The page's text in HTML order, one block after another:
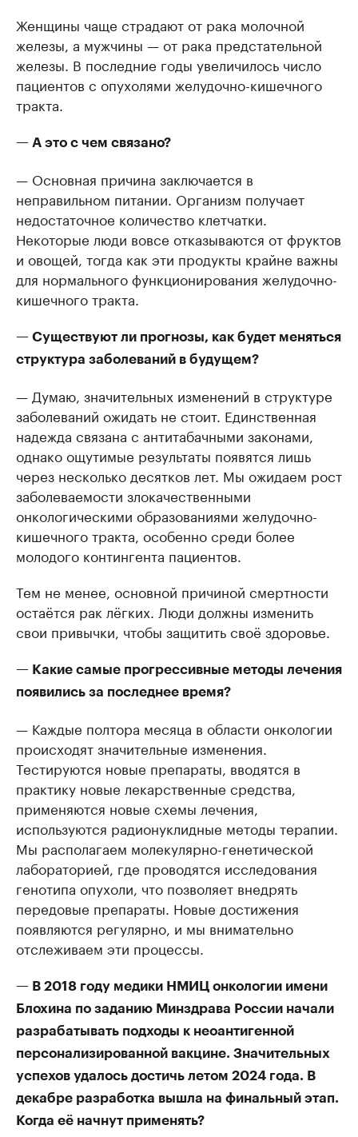
Женщины чаще страдают от рака молочной
железы, а мужчины — от рака предстательной
железы. В последние годы увеличилось число
пациентов с опухолями желудочно-кишечного
тракта.
— А это с чем связано?
— Основная причина заключается в
неправильном питании. Организм получает
недостаточное количество клетчатки.
Некоторые люди вовсе отказываются от фруктов
и овощей, тогда как эти продукты крайне важны
для нормального функционирования желудочно-
кишечного тракта.
— Существуют ли прогнозы, как будет меняться
структура заболеваний в будущем?
— Думаю, значительных изменений в структуре
заболеваний ожидать не стоит. Единственная
надежда связана с антитабачными законами,
однако ощутимые результаты появятся лишь
через несколько десятков лет. Мы ожидаем рост
заболеваемости злокачественными
онкологическими образованиями желудочно-
кишечного тракта, особенно среди более
молодого контингента пациентов.
Тем не менее, основной причиной смертности
остаётся рак лёгких. Люди должны изменить
свои привычки, чтобы защитить своё здоровье.
— Какие самые прогрессивные методы лечения
появились за последнее время?
— Каждые полтора месяца в области онкологии
происходят значительные изменения.
Тестируются новые препараты, вводятся в
практику новые лекарственные средства,
применяются новые схемы лечения,
используются радионуклидные методы терапии.
Мы располагаем молекулярно-генетической
лабораторией, где проводятся исследования
генотипа опухоли, что позволяет внедрять
передовые препараты. Новые достижения
появляются регулярно, и мы внимательно
отслеживаем эти процессы.
— В 2018 году медики НМИЦ онкологии имени
Блохина по заданию Минздрава России начали
разрабатывать подходы к неоантигенной
персонализированной вакцине. Значительных
успехов удалось достичь летом 2024 года. В
декабре разработка вышла на финальный этап.
Когда её начнут применять?